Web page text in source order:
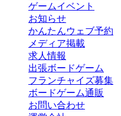
ゲームイベント
お知らせ
かんたんウェブ予約
メディア掲載
求人情報
出張ボードゲーム
フランチャイズ募集
ボードゲーム通販
お問い合わせ